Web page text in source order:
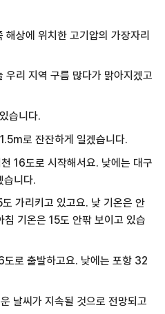
해상에 위치한 고기압의 가장자리
우리 지역 구름 많다가 맑아지겠고
습니다.
로 잔잔하게 일겠습니다.
16도로 시작해서요. 낮에는 대구
니다.
가리키고 있고요. 낮 기온은 안
기온은 15도 안팎 보이고 있습
로 출발하고요. 낮에는 포항 32
날씨가 지속될 것으로 전망되고